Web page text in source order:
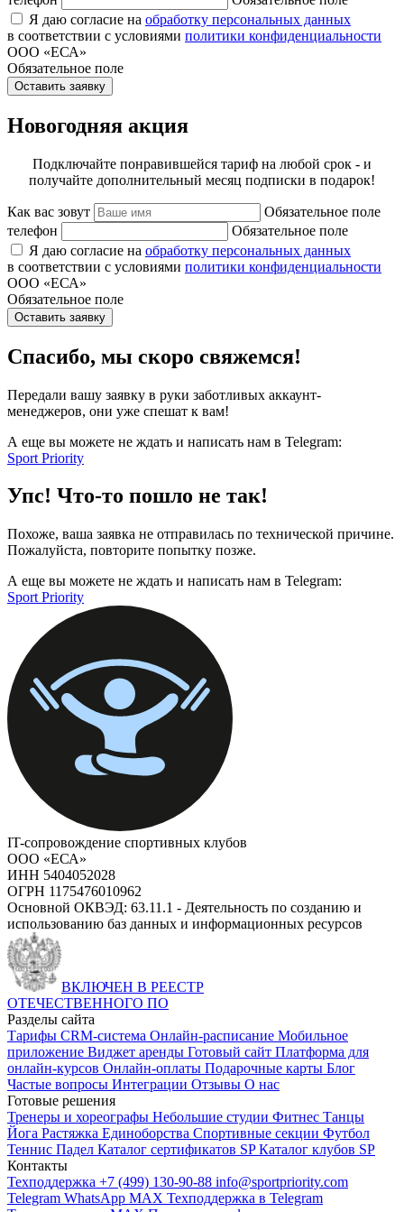
Я даю согласие на обработку персональных данных
в соответствии с условиями политики конфиденциальности
ООО «ЕСА»
Обязательное поле
Оставить заявку
Новогодняя акция
Подключайте понравившейся тариф на любой срок - и
получайте дополнительный месяц подписки в подарок!
Как вас зовут
Обязательное поле
телефон
Обязательное поле
Я даю согласие на обработку персональных данных
в соответствии с условиями политики конфиденциальности
ООО «ЕСА»
Обязательное поле
Оставить заявку
Спасибо, мы скоро свяжемся!
Передали вашу заявку в руки заботливых аккаунт-
менеджеров, они уже спешат к вам!
А еще вы можете не ждать и написать нам в Telegram:
Sport Priority
Упс! Что-то пошло не так!
Похоже, ваша заявка не отправилась по технической причине.
Пожалуйста, повторите попытку позже.
А еще вы можете не ждать и написать нам в Telegram:
Sport Priority
IT-сопровождение спортивных клубов
ООО «ЕСА»
ИНН 5404052028
ОГРН 1175476010962
Основной ОКВЭД: 63.11.1 - Деятельность по созданию и
использованию баз данных и информационных ресурсов
ВКЛЮЧЕН В РЕЕСТР
ОТЕЧЕСТВЕННОГО ПО
Разделы сайта
Тарифы CRM-система Онлайн-расписание Мобильное
приложение Виджет аренды Готовый сайт Платформа для
онлайн-курсов Онлайн-оплаты Подарочные карты Блог
Частые вопросы Интеграции Отзывы О нас
Готовые решения
Тренеры и хореографы Небольшие студии Фитнес Танцы
Йога Растяжка Единоборства Спортивные секции Футбол
Теннис Падел Каталог сертификатов SPКаталог клубов SP
Контакты
Техподдержка +7 (499) 130-90-88 info@sportpriority.com
Telegram WhatsApp MAX Техподдержка в Telegram